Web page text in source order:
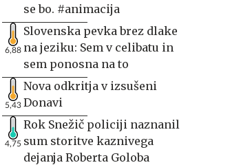
se bo. #animacija
6,88
Slovenska pevka brez dlake
na jeziku: Sem v celibatu in
sem ponosna na to
5,43
Nova odkritja v izsušeni
Donavi
4,75
Rok Snežič policiji naznanil
sum storitve kaznivega
dejanja Roberta Goloba